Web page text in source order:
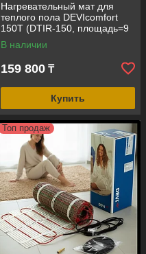
Нагревательный мат для
теплого пола DEVIcomfort
150T (DTIR-150, площадь=9
кв.м, 1350 Вт, размер=0,5
м*18 м)
В наличии
159 800 ₸
Купить
Топ продаж